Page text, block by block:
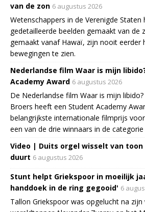
van de zon 6 augustus 2026
Wetenschappers in de Verenigde Staten
gedetailleerde beelden gemaakt van de
gemaakt vanaf Hawaï, zijn nooit eerder
bewegingen te zien.
Nederlandse film Waar is mijn
Academy Award 6 augustus 2026
De Nederlandse film Waar is mijn
Broers heeft een Student Academy
belangrijkste internationale filmprijs
een van de drie winnaars in de
Video | Duits orgel wisselt van
duurt 6 augustus 2026
Stunt helpt Griekspoor in moeilijk
handdoek in de ring gegooid' 6
Tallon Griekspoor was opgelucht na